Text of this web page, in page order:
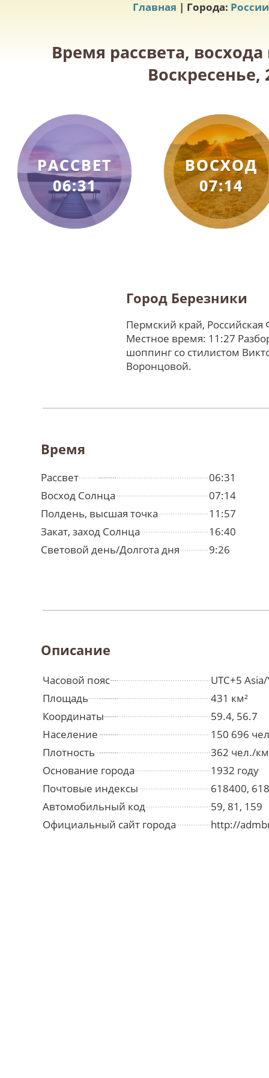
Главная | Города: России
Время рассвета,
Воскресенье,
РАССВЕТ
06:31
ВОСХОД
07:14
Город Березники
Пермский край,
Местное время: 11:27
шоппинг со стилистом
Воронцовой.
Время
Рассвет
06:31
Восход Солнца
07:14
Полдень, высшая точка
11:57
Закат, заход Солнца
16:40
Световой день/Долгота дня
9:26
Описание
Часовой пояс
UTC+5
Площадь
431 км²
Координаты
59.4, 56.7
Население
150 696
Плотность
362 чел./
Основание города
1932 году
Почтовые индексы
618400,
Автомобильный код
59, 81, 159
Официальный сайт города
http://